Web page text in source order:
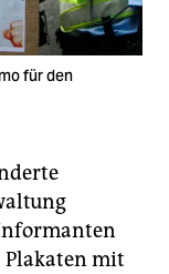
für den
Plakaten mit